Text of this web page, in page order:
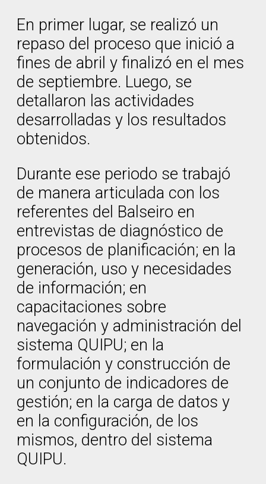
En primer lugar, se realizó un
repaso del proceso que inició a
fines de abril y finalizó en el mes
de septiembre. Luego, se
detallaron las actividades
desarrolladas y los resultados
obtenidos.
Durante ese periodo se trabajó
de manera articulada con los
referentes del Balseiro en
entrevistas de diagnóstico de
procesos de planificación; en la
generación, uso y necesidades
de información; en
capacitaciones sobre
navegación y administración del
sistema QUIPU; en la
formulación y construcción de
un conjunto de indicadores de
gestión; en la carga de datos y
en la configuración, de los
mismos, dentro del sistema
QUIPU.